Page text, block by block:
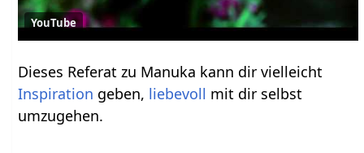
YouTube
Dieses Referat zu Manuka kann dir vielleicht
Inspiration geben, liebevoll mit dir selbst
umzugehen.